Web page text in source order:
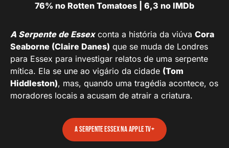
76% no Rotten Tomatoes | 6,3 no IMDb
A Serpente de Essexconta a história da viúva Cora
Seaborne (Claire Danes) que se muda de Londres
para Essex para investigar relatos de uma serpente
mítica. Ela se une ao vigário da cidade (Tom
Hiddleston), mas, quando uma tragédia acontece, os
moradores locais a acusam de atrair a criatura.
A Serpente Essex na Apple TV+